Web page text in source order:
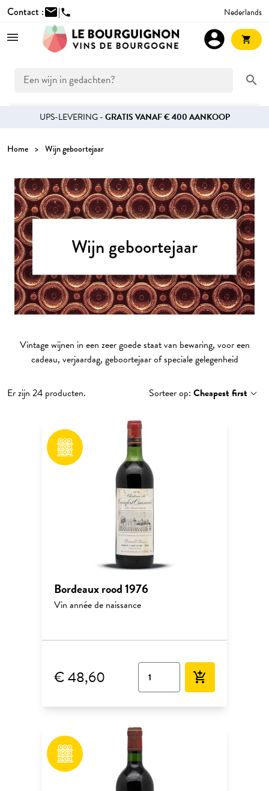
Contact :mail|phone Nederlands
search
account_circle shopping_cart
UPS-LEVERING -GRATIS VANAF € 400 AANKOOP
Home Wijn geboortejaar
Wijn geboortejaar
Vintage wijnen in een zeer goede staat van bewaring, voor een
cadeau, verjaardag, geboortejaar of speciale gelegenheid
Er zijn 24 producten. Sorteer op: Cheapest first
Bordeaux rood 1976
Vin année de naissance
€ 48,60 add_shopping_cart